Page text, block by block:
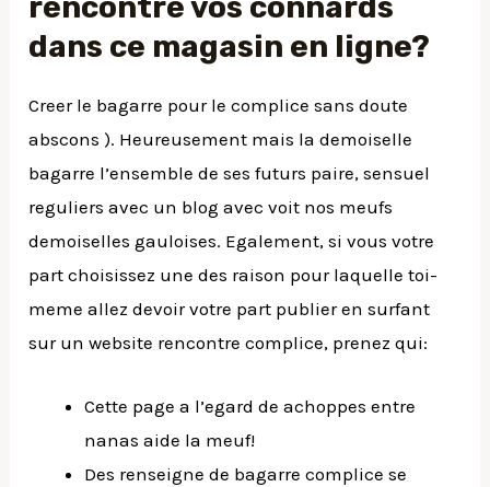
rencontre vos connards
dans ce magasin en ligne?
Creer le bagarre pour le complice sans doute
abscons ). Heureusement mais la demoiselle
bagarre l’ensemble de ses futurs paire, sensuel
reguliers avec un blog avec voit nos meufs
demoiselles gauloises. Egalement, si vous votre
part choisissez une des raison pour laquelle toi-
meme allez devoir votre part publier en surfant
sur un website rencontre complice, prenez qui:
Cette page a l’egard de achoppes entre
nanas aide la meuf!
Des renseigne de bagarre complice se